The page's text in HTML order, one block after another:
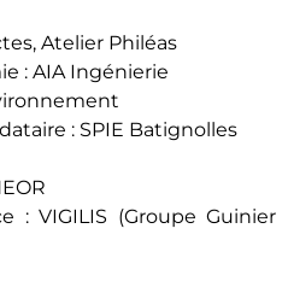
Atelier Philéas
: AIA Ingénierie
: SPIE Batignolles
: VIGILIS (Groupe Guinier